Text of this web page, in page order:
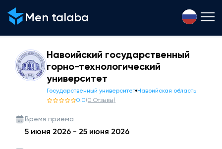
Men talaba
Навоийский государственный
горно-технологический
университет
Государственный университет Навоийская область
0.0(0 Отзывы)
Время приема
5 июня 2026 - 25 июня 2026